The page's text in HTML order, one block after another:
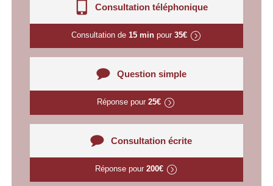
Consultation téléphonique
Consultation de 15 minpour 35€
Question simple
Réponse pour25€
Consultation écrite
Réponse pour 200€